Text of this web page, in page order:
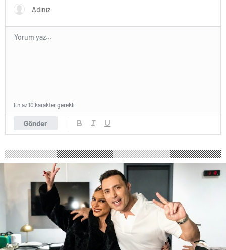
Gönder
En az 10 karakter gerekli